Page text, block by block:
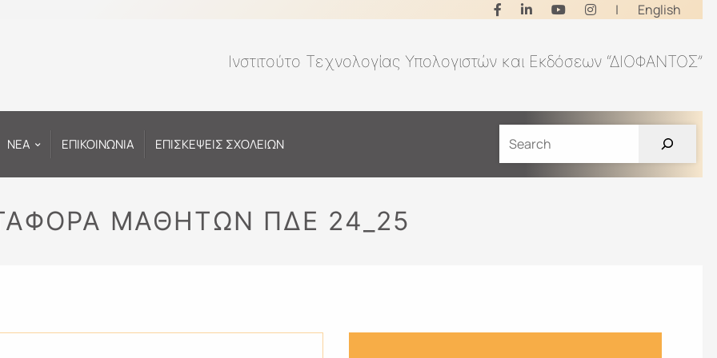
| English
Ινστιτούτο Τεχνολογίας Υπολογιστών και Εκδόσεων “ΔΙΟΦΑΝΤΟΣ”
ΝΕΑ ΕΠΙΚΟΙΝΩΝΙΑ ΕΠΙΣΚΕΨΕΙΣ ΣΧΟΛΕΙΩΝ
ΜΑΘΗΤΩΝ ΠΔΕ 24_25